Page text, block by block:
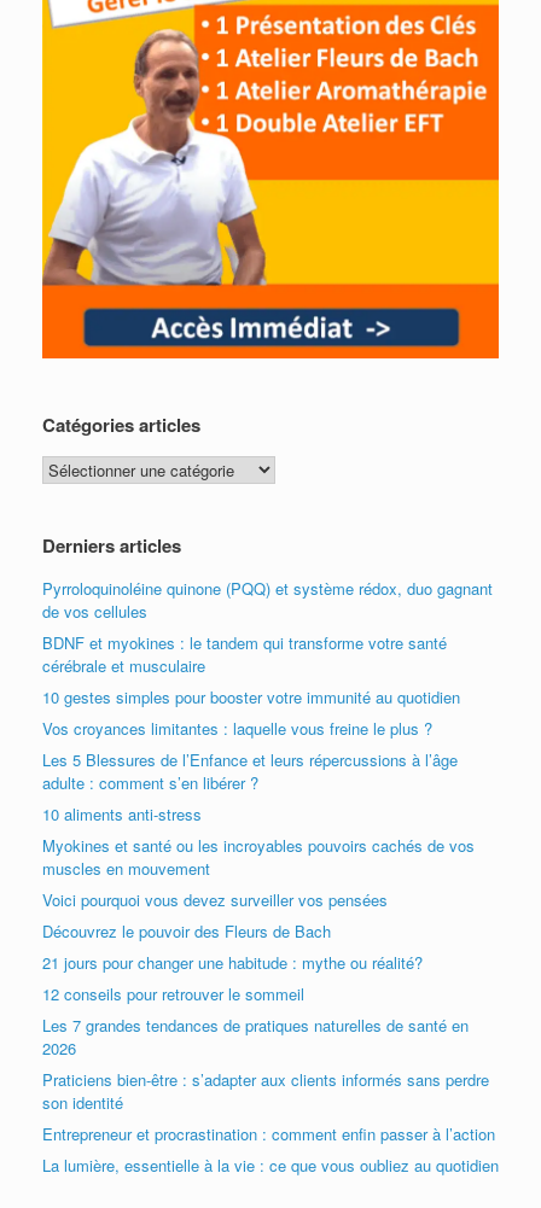
Catégories articles
Catégories
articles
Derniers articles
Pyrroloquinoléine quinone (PQQ) et système rédox, duo gagnant
de vos cellules
BDNF et myokines : le tandem qui transforme votre santé
cérébrale et musculaire
10 gestes simples pour booster votre immunité au quotidien
Vos croyances limitantes : laquelle vous freine le plus ?
Les 5 Blessures de l’Enfance et leurs répercussions à l’âge
adulte : comment s’en libérer ?
10 aliments anti-stress
Myokines et santé ou les incroyables pouvoirs cachés de vos
muscles en mouvement
Voici pourquoi vous devez surveiller vos pensées
Découvrez le pouvoir des Fleurs de Bach
21 jours pour changer une habitude : mythe ou réalité?
12 conseils pour retrouver le sommeil
Les 7 grandes tendances de pratiques naturelles de santé en
2026
Praticiens bien-être : s’adapter aux clients informés sans perdre
son identité
Entrepreneur et procrastination : comment enfin passer à l’action
La lumière, essentielle à la vie : ce que vous oubliez au quotidien